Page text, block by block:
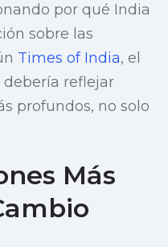
por qué India
sobre las
Times of India, el
debería reflejar
profundos, no solo
Más